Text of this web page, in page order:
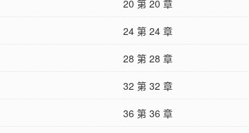
20 第 20 章
24 第 24 章
28 第 28 章
32 第 32 章
36 第 36 章